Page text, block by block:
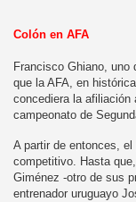
Colón en AFA
Francisco Ghiano,
que la AFA, en
concediera la afiliación
campeonato de
A partir de entonces,
competitivo. Hasta
Giménez -otro de sus
entrenador uruguayo